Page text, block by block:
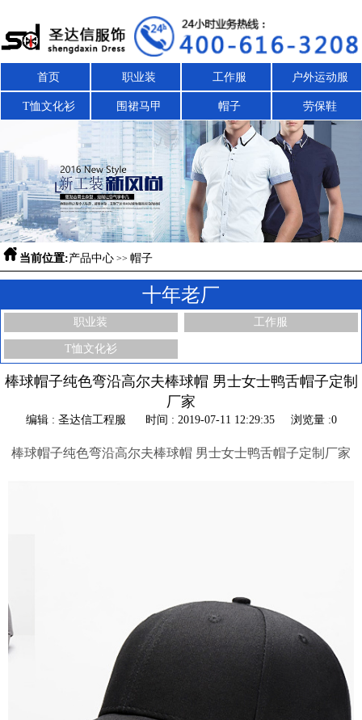
首页 职业装 工作服 户外运动服
T恤文化衫 围裙马甲 帽子 劳保鞋
 当前位置:产品中心 >> 帽子
十年老厂
职业装 工作服
T恤文化衫
棒球帽子纯色弯沿高尔夫棒球帽 男士女士鸭舌帽子定制
厂家
编辑 : 圣达信工程服 时间 : 2019-07-11 12:29:35 浏览量 :0
棒球帽子纯色弯沿高尔夫棒球帽 男士女士鸭舌帽子定制厂家